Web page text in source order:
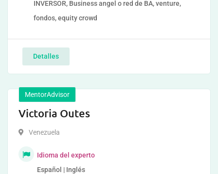
INVERSOR, Business angel o red de BA, venture,
fondos, equity crowd
Detalles
MentorAdvisor
Victoria Outes
Venezuela
Idioma del experto
Español | Inglés